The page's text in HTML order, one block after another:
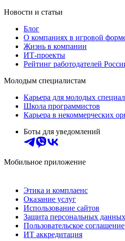
Новости и статьи
Блог
О компаниях в игровой
Жизнь в компании
ИТ-проекты
Рейтинг работодателей
Молодым специалистам
Карьера для молодых
Школа программистов
Карьера в некоммерческих
Боты для уведомлений
Мобильное приложение
Этика и комплаенс
Оказание услуг
Использование сайтов
Защита персональных данных
Пользовательское соглашение
ИТ аккредитация